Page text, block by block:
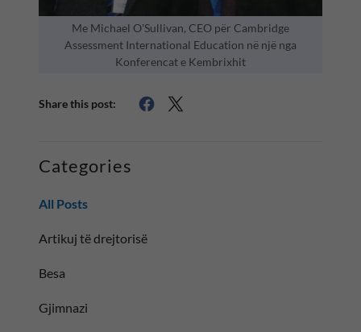
Me Michael O'Sullivan, CEO për Cambridge
Assessment International Education në një nga
Konferencat e Kembrixhit
Share this post:
Categories
All Posts
Artikuj të drejtorisë
Besa
Gjimnazi